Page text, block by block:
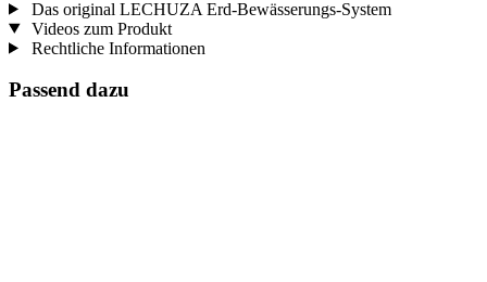
Das original LECHUZA Erd-Bewässerungs-System
Videos zum Produkt
Rechtliche Informationen
Passend dazu